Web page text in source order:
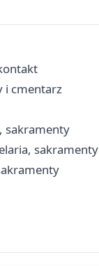
i cmentarz
sakramenty
sakramenty